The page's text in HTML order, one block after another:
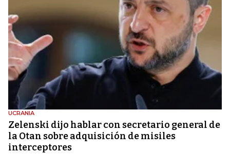
UCRANIA
Zelenski dijo hablar con secretario general de
la Otan sobre adquisición de misiles
interceptores